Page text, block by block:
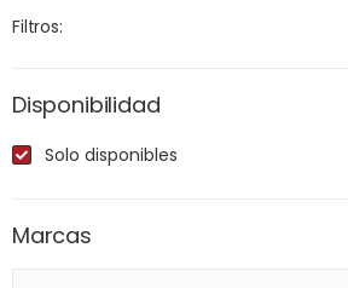
Filtros:
Disponibilidad
Solo disponibles
Marcas